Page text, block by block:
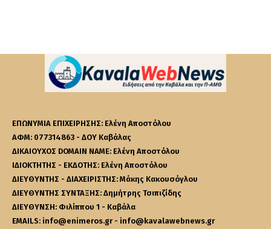
ΕΠΩΝΥΜΙΑ ΕΠΙΧΕΙΡΗΣΗΣ: Ελένη Αποστόλου
ΑΦΜ: 077314863 - ΔΟΥ Καβάλας
ΔΙΚΑΙΟΥΧΟΣ DOMAIN NAME: Ελένη Αποστόλου
ΙΔΙΟΚΤΗΤΗΣ - ΕΚΔΟΤΗΣ: Ελένη Αποστόλου
ΔΙΕΥΘΥΝΤΗΣ - ΔΙΑΧΕΙΡΙΣΤΗΣ: Μάκης Κακουσόγλου
ΔΙΕΥΘΥΝΤΗΣ ΣΥΝΤΑΞΗΣ: Δημήτρης Τσιπιζίδης
ΔΙΕΥΘΥΝΣΗ: Φιλίππου 1 - Καβάλα
EMAILS: info@enimeros.gr - info@kavalawebnews.gr